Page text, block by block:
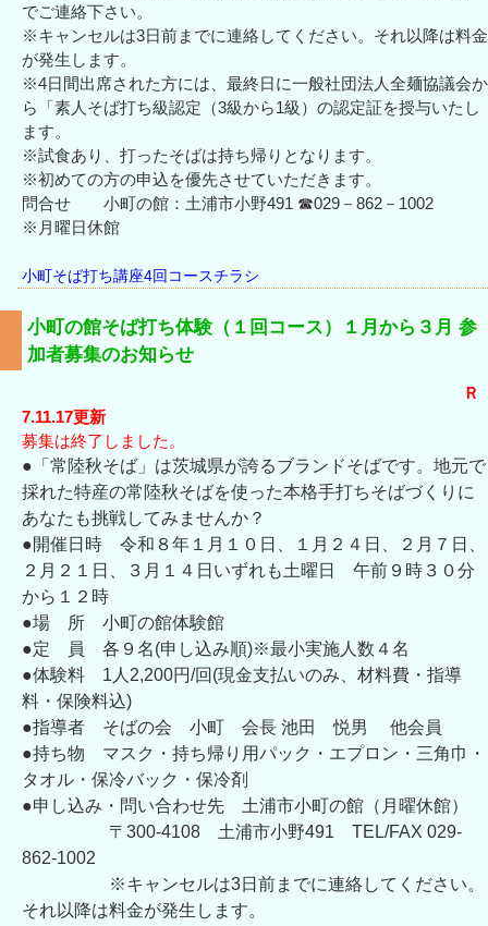
でご連絡下さい。
※キャンセルは3日前までに連絡してください。それ以降は料金
が発生します。
※4日間出席された方には、最終日に一般社団法人全麺協議会か
ら「素人そば打ち級認定（3級から1級）の認定証を授与いたし
ます。
※試食あり、打ったそばは持ち帰りとなります。
※初めての方の申込を優先させていただきます。
問合せ 小町の館：土浦市小野491 ☎029－862－1002
※月曜日休館
小町そば打ち講座4回コースチラシ
小町の館そば打ち体験（１回コース）１月から３月 参
加者募集のお知らせ
Ｒ
7.11.17更新
募集は終了しました。
●「常陸秋そば」は茨城県が誇るブランドそばです。地元で
採れた特産の常陸秋そばを使った本格手打ちそばづくりに
あなたも挑戦してみませんか？
●開催日時 令和８年１月１０日、１月２４日、２ 月７日、
２月２１日、３月１４日いずれも土曜日 午前９時３０分
から１２時
●場 所 小町の館体験館
●定 員 各９名(申し込み順)※最小実施人数４名
●体験料 1人2,200円/回(現金支払いのみ、材料費・指導
料・保険料込)
●指導者 そばの会 小町 会長 池田 悦男 他会員
●持ち物 マスク・持ち帰り用パック・エプロン・三角巾・
タオル・保冷バック・保冷剤
●申し込み・問い合わせ先 土浦市小町の館（月曜休館）
〒300-4108 土浦市小野491 TEL/FAX 029-
862-1002
※キャンセルは3日前までに連絡してください。
それ以降は料金が発生します。